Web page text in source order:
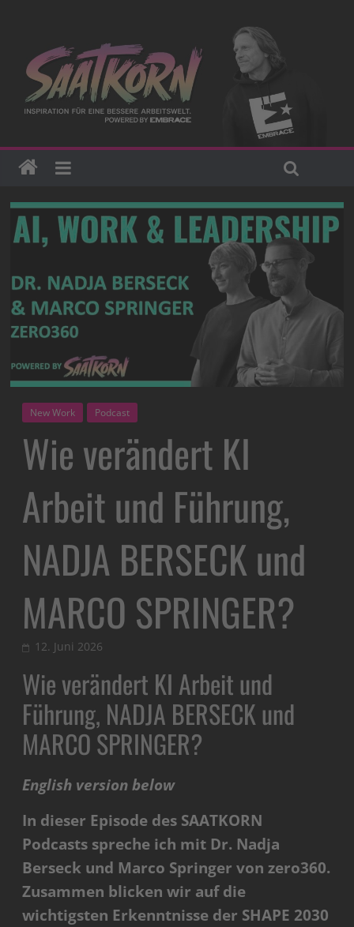
New Work Podcast
Wie verändert KI
Arbeit und Führung,
NADJA BERSECK und
MARCO SPRINGER?
12. Juni 2026
Wie verändert KI Arbeit und
Führung, NADJA BERSECKund
MARCO SPRINGER?
English version below
In dieser Episode des SAATKORN
Podcasts spreche ich mit Dr. Nadja
Berseck und Marco Springer von zero360.
Zusammen blicken wir auf die
wichtigsten Erkenntnisse der SHAPE 2030